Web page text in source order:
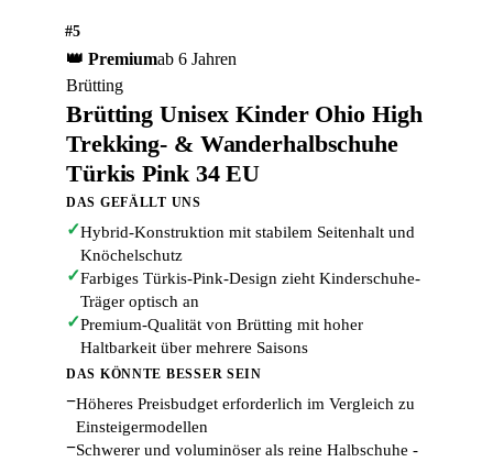
#5
👑 Premiumab 6 Jahren
Brütting
Brütting Unisex Kinder Ohio High
Trekking- & Wanderhalbschuhe
Türkis Pink 34 EU
DAS GEFÄLLT UNS
✓Hybrid-Konstruktion mit stabilem Seitenhalt und
Knöchelschutz
✓Farbiges Türkis-Pink-Design zieht Kinderschuhe-
Träger optisch an
✓Premium-Qualität von Brütting mit hoher
Haltbarkeit über mehrere Saisons
DAS KÖNNTE BESSER SEIN
−Höheres Preisbudget erforderlich im Vergleich zu
Einsteigermodellen
−Schwerer und voluminöser als reine Halbschuhe -